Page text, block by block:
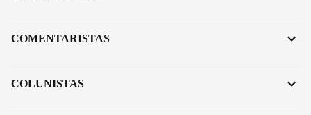
COMENTARISTAS
COLUNISTAS